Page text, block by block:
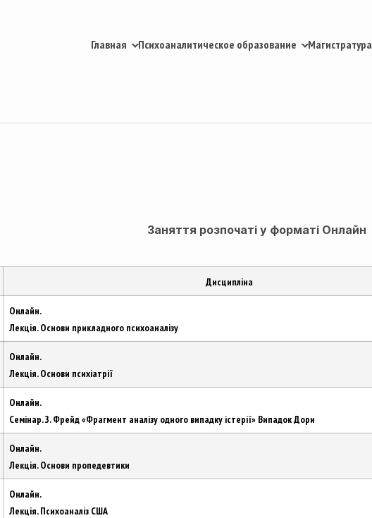
Главная Психоаналитическое образование Магистратура
Заняття розпочаті у форматі Онлайн
Дисципліна
Онлайн.
Лекція. Основи прикладного психоаналізу
Онлайн.
Лекція. Основи психіатрії
Онлайн.
Семінар. З. Фрейд «Фрагмент аналізу одного випадку істерії» Випадок Дори
Онлайн.
Лекція. Основи пропедевтики
Онлайн.
Лекція. Психоаналіз США